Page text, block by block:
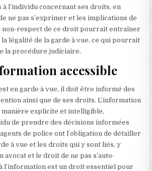
l’individu concernant ses droits, en
ne pas s’exprimer et les implications de
non-respect de ce droit pourrait entraîner
légalité de la garde à vue, ce qui pourrait
la procédure judiciaire.
accessible
en garde à vue, il doit être informé des
ainsi que de ses droits. L’information
explicite et intelligible,
de prendre des décisions informées
de police ont l’obligation de détailler
à vue et les droits qui y sont liés, y
avocat et le droit de ne pas s’auto-
l’information est un droit essentiel pour